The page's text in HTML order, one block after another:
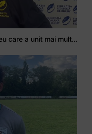
Stejarul Iulian Hartig: A fost un turneu care a unit mai mult echipa